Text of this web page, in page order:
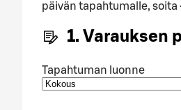
päivän tapahtumalle, soita
1. Varauksen
Tapahtuman luonne